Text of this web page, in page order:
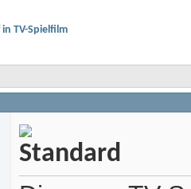
TV-Spielfilm